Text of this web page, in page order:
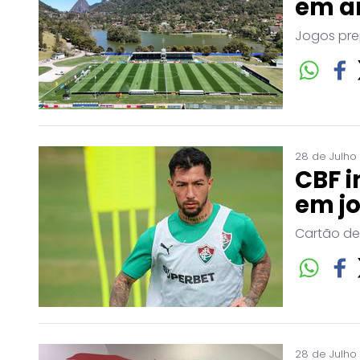
em
Jogos
28 de
CBF
em
Cartão
28 de